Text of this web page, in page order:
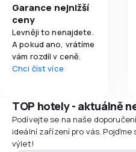
Garance nejnižší
ceny
Levněji to nenajdete.
A pokud ano, vrátíme
vám rozdíl v ceně.
Chci číst více
TOP hotely - aktuálně
Podívejte se na naše
ideální zařízení pro vás.
výlet!